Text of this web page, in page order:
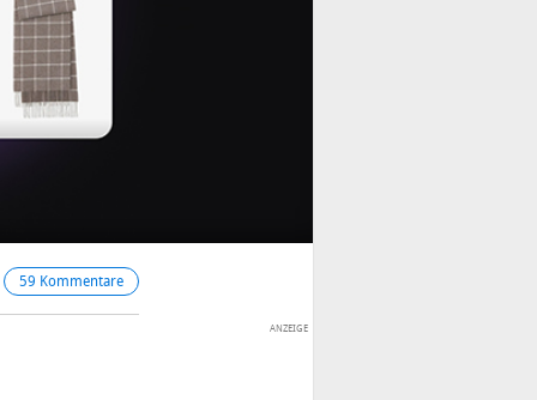
59 Kommentare